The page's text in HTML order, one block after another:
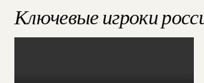
Ключевые игроки